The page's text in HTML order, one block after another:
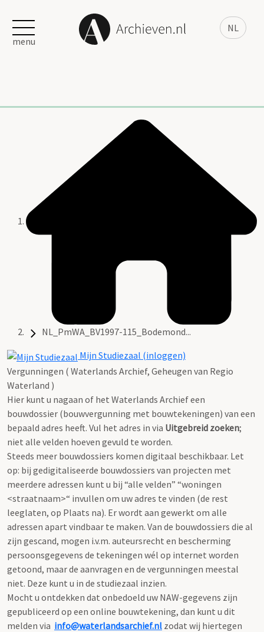
NL
menu
NL_PmWA_BV1997-115_Bodemond...
Mijn Studiezaal (inloggen)
Vergunningen ( Waterlands Archief, Geheugen van Regio
Waterland )
Hier kunt u nagaan of het Waterlands Archief een
bouwdossier (bouwvergunning met bouwtekeningen) van een
bepaald adres heeft. Vul het adres in via Uitgebreid zoeken;
niet alle velden hoeven gevuld te worden.
Steeds meer bouwdossiers komen digitaal beschikbaar. Let
op: bij gedigitaliseerde bouwdossiers van projecten met
meerdere adressen kunt u bij “alle velden” “woningen
<straatnaam>“ invullen om uw adres te vinden (de rest
leeglaten, op Plaats na). Er wordt aan gewerkt om alle
adressen apart vindbaar te maken. Van de bouwdossiers die al
zijn gescand, mogen i.v.m. auteursrecht en bescherming
persoonsgegevens de tekeningen wél op internet worden
getoond, maar de aanvragen en de vergunningen meestal
niet. Deze kunt u in de studiezaal inzien.
Mocht u ontdekken dat onbedoeld uw NAW-gegevens zijn
gepubliceerd op een online bouwtekening, dan kunt u dit
melden via info@waterlandsarchief.nl zodat wij hiertegen